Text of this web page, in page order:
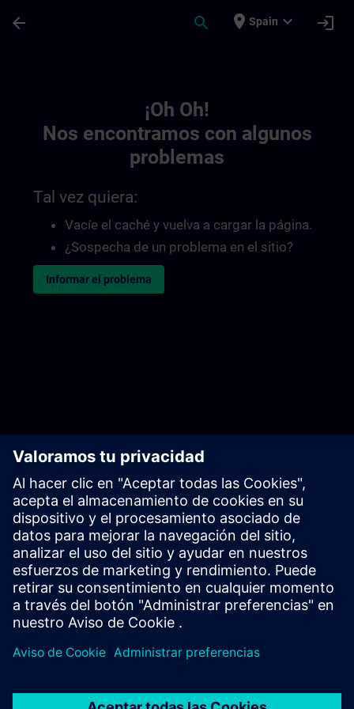
arrow_back search place Spain expand_more login
¡Oh Oh!
Nos encontramos con algunos
problemas
Tal vez quiera:
Vacíe el caché y vuelva a cargar la página.
¿Sospecha de un problema en el sitio?
Informar el problema